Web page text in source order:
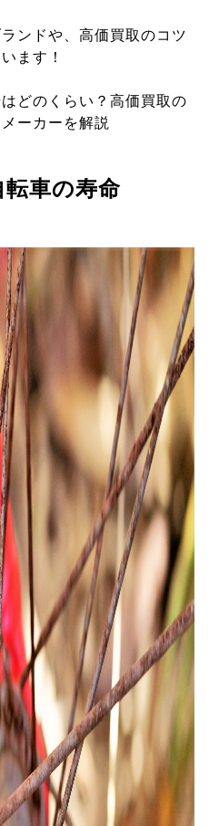
ンドや、高価買取のコツ
ます！
どのくらい？高価買取の
ーカーを解説
車の寿命